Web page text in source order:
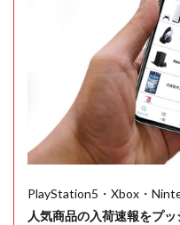
PlayStation5・Xbox・
人気商品の入荷速報をプ